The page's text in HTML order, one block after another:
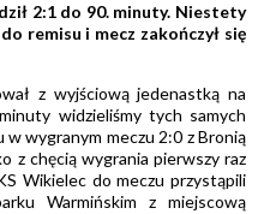
2:1 do 90. minuty. Niestety
remisu i mecz zakończył się
z wyjściową jedenastką na
widzieliśmy tych samych
wygranym meczu 2:0 z Bronią
z chęcią wygrania pierwszy raz
Wikielec do meczu przystąpili
Warmińskim z miejscową